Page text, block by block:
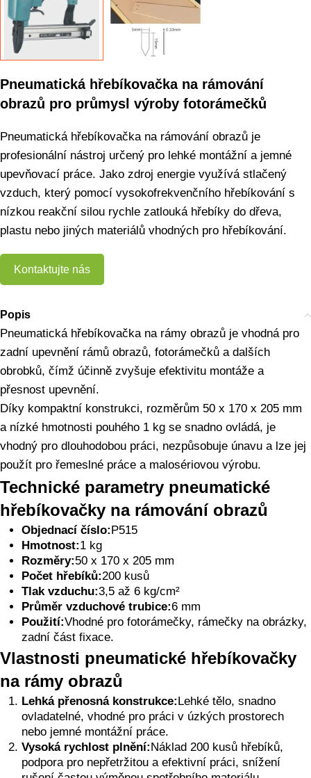
Pneumatická hřebíkovačka na rámování
obrazů pro průmysl výroby fotorámečků
Pneumatická hřebíkovačka na rámování obrazů je
profesionální nástroj určený pro lehké montážní a jemné
upevňovací práce. Jako zdroj energie využívá stlačený
vzduch, který pomocí vysokofrekvenčního hřebíkování s
nízkou reakční silou rychle zatlouká hřebíky do dřeva,
plastu nebo jiných materiálů vhodných pro hřebíkování.
Kontaktujte nás
Popis
Pneumatická hřebíkovačka na rámy obrazů je vhodná pro
zadní upevnění rámů obrazů, fotorámečků a dalších
obrobků, čímž účinně zvyšuje efektivitu montáže a
přesnost upevnění.
Díky kompaktní konstrukci, rozměrům 50 x 170 x 205 mm
a nízké hmotnosti pouhého 1 kg se snadno ovládá, je
vhodný pro dlouhodobou práci, nezpůsobuje únavu a lze jej
použít pro řemeslné práce a malosériovou výrobu.
Technické parametry pneumatické
hřebíkovačky na rámování obrazů
Objednací číslo: P515
Hmotnost:1 kg
Rozměry:50 x 170 x 205 mm
Počet hřebíků:200 kusů
Tlak vzduchu:3,5 až 6 kg/cm²
Průměr vzduchové trubice:6 mm
Použití:Vhodné pro fotorámečky, rámečky na obrázky,
zadní část fixace.
Vlastnosti pneumatické hřebíkovačky
na rámy obrazů
Lehká přenosná konstrukce: Lehké tělo, snadno
ovladatelné, vhodné pro práci v úzkých prostorech
nebo jemné montážní práce.
Vysoká rychlost plnění: Náklad 200 kusů hřebíků,
podpora pro nepřetržitou a efektivní práci, snížení